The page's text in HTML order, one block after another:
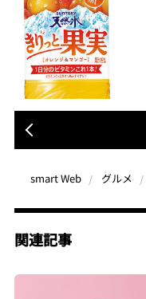
smart Web グルメ
関連記事